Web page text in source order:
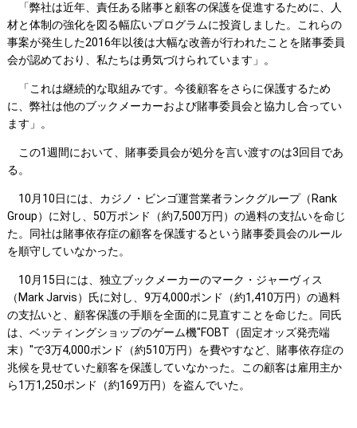
「弊社は近年、責任ある賭事と顧客の保護を促進するために、人
材と体制の強化を図る幅広いプログラムに投資しました。これらの
事案が発生した2016年以後は大幅な改善が行われたことを賭事委員
会が認めており、私たちは勇気づけられています」。
「これは継続的な取組みです。今後顧客をさらに保護するため
に、弊社は他のブックメーカーおよび賭事委員会と協力し合ってい
ます」。
この1週間において、賭事委員会が処分を言い渡すのは3回目であ
る。
10月10日には、カジノ・ビンゴ運営業者ランクグループ（Rank
Group）に対し、50万ポンド（約7,500万円）の過料の支払いを命じ
た。同社は賭事依存症の顧客を保護するという賭事委員会のルール
を順守していなかった。
10月15日には、独立ブックメーカーのマーク・ジャーヴィス
（Mark Jarvis）氏に対し、9万4,000ポンド（約1,410万円）の過料
の支払いと、顧客保護の手順を全面的に見直すことを命じた。同氏
は、ベッティングショップのゲーム機"FOBT（固定オッズ発売端
末）"で3万4,000ポンド（約510万円）を費やすなど、賭事依存症の
兆候を見せていた顧客を保護していなかった。この顧客は雇用主か
ら1万1,250ポンド（約169万円）を盗んでいた。